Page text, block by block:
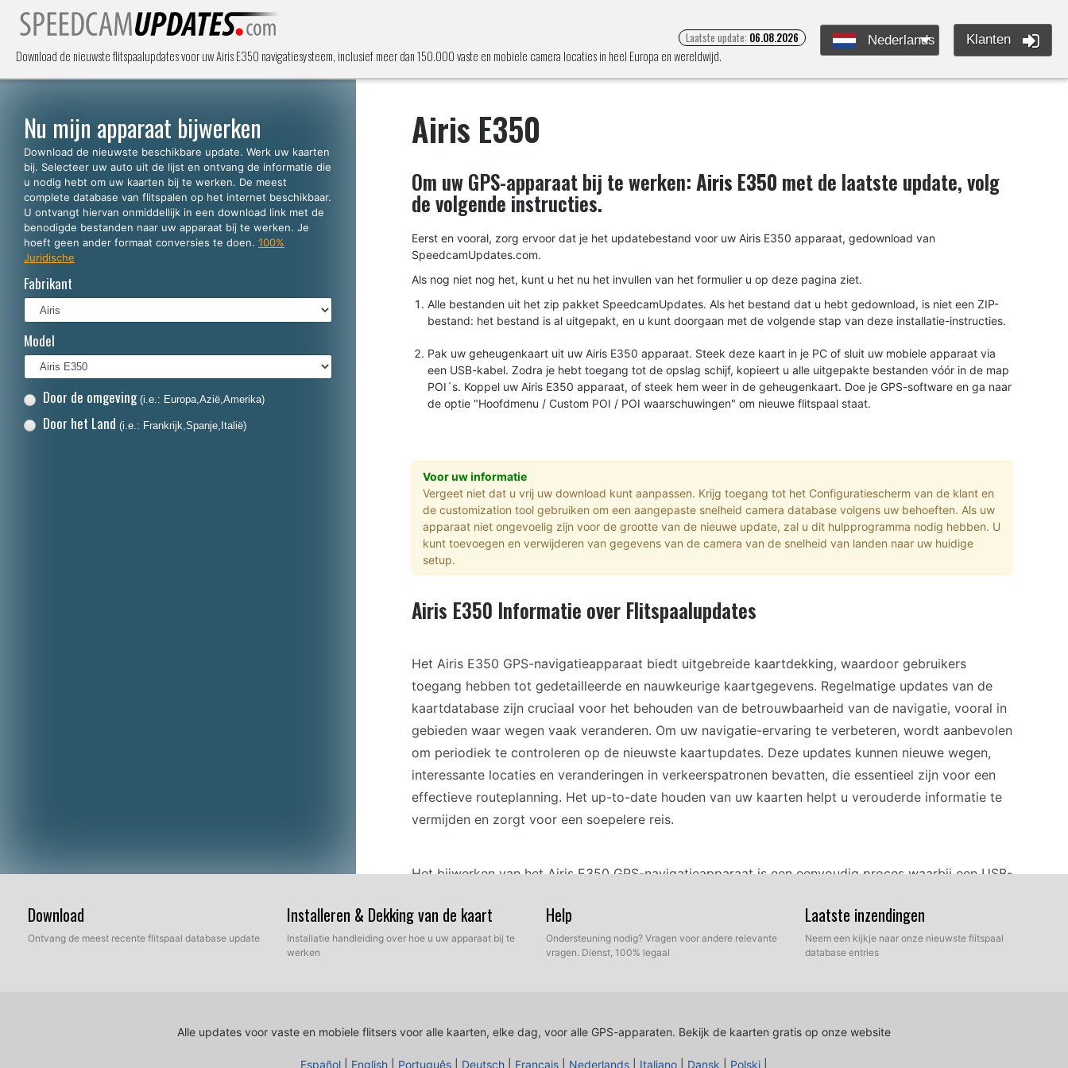
Download de nieuwste flitspaalupdates voor uw Airis E350 navigatiesysteem, inclusief meer dan 150.000 vaste en mobiele camera locaties in heel Europa en wereldwijd.
Laatste update: 06.08.2026 Nederlands Klanten
Nu mijn apparaat bijwerken
Download de nieuwste beschikbare update. Werk uw kaarten
bij. Selecteer uw auto uit de lijst en ontvang de informatie die
u nodig hebt om uw kaarten bij te werken. De meest
complete database van flitspalen op het internet beschikbaar.
U ontvangt hiervan onmiddellijk in een download link met de
benodigde bestanden naar uw apparaat bij te werken. Je
hoeft geen ander formaat conversies te doen. 100%
Juridische
Fabrikant
Model
Door de omgeving (i.e.: Europa,Azië,Amerika)
Door het Land (i.e.: Frankrijk,Spanje,Italië)
Airis E350
Om uw GPS-apparaat bij te werken:Airis E350 met de laatste update, volg
de volgende instructies.
Eerst en vooral, zorg ervoor dat je het updatebestand voor uw Airis E350 apparaat, gedownload van
SpeedcamUpdates.com.
Als nog niet nog het, kunt u het nu het invullen van het formulier u op deze pagina ziet.
Alle bestanden uit het zip pakket SpeedcamUpdates. Als het bestand dat u hebt gedownload, is niet een ZIP-
bestand: het bestand is al uitgepakt, en u kunt doorgaan met de volgende stap van deze installatie-instructies.
Pak uw geheugenkaart uit uw Airis E350 apparaat. Steek deze kaart in je PC of sluit uw mobiele apparaat via
een USB-kabel. Zodra je hebt toegang tot de opslag schijf, kopieert u alle uitgepakte bestanden vóór in de map
POI´s. Koppel uw Airis E350 apparaat, of steek hem weer in de geheugenkaart. Doe je GPS-software en ga naar
de optie "Hoofdmenu / Custom POI / POI waarschuwingen" om nieuwe flitspaal staat.
Voor uw informatie
Vergeet niet dat u vrij uw download kunt aanpassen. Krijg toegang tot het Configuratiescherm van de klant en
de customization tool gebruiken om een aangepaste snelheid camera database volgens uw behoeften. Als uw
apparaat niet ongevoelig zijn voor de grootte van de nieuwe update, zal u dit hulpprogramma nodig hebben. U
kunt toevoegen en verwijderen van gegevens van de camera van de snelheid van landen naar uw huidige
setup.
Airis E350 Informatie over Flitspaalupdates
Het Airis E350 GPS-navigatieapparaat biedt uitgebreide kaartdekking, waardoor gebruikers
toegang hebben tot gedetailleerde en nauwkeurige kaartgegevens. Regelmatige updates van de
kaartdatabase zijn cruciaal voor het behouden van de betrouwbaarheid van de navigatie, vooral in
gebieden waar wegen vaak veranderen. Om uw navigatie-ervaring te verbeteren, wordt aanbevolen
om periodiek te controleren op de nieuwste kaartupdates. Deze updates kunnen nieuwe wegen,
interessante locaties en veranderingen in verkeerspatronen bevatten, die essentieel zijn voor een
effectieve routeplanning. Het up-to-date houden van uw kaarten helpt u verouderde informatie te
vermijden en zorgt voor een soepelere reis.
Het bijwerken van het Airis E350 GPS-navigatieapparaat is een eenvoudig proces waarbij een USB-
van een betrouwbare bron. Steek de USB- of SD-kaart in uw computer en zet de gedownloade
bestanden erop. Zodra de updatebestanden op de USB- of SD-kaart staan, plaatst u deze in het
Airis E350-apparaat. Volg de instructies op het scherm om het installatieproces te starten. Zorg
De Airis E350 biedt betrouwbare routebegeleiding en helpt gebruikers efficiënt naar hun
Download
Ontvang de meest recente flitspaal database update
Installeren & Dekking van de kaart
Installatie handleiding over hoe u uw apparaat bij te
werken
Help
Ondersteuning nodig? Vragen voor andere relevante
vragen. Dienst, 100% legaal
Laatste inzendingen
Neem een kijkje naar onze nieuwste flitspaal
database entries
Alle updates voor vaste en mobiele flitsers voor alle kaarten, elke dag, voor alle GPS-apparaten. Bekijk de kaarten gratis op onze website
Español English Português Deutsch Français Nederlands Italiano Dansk Polski